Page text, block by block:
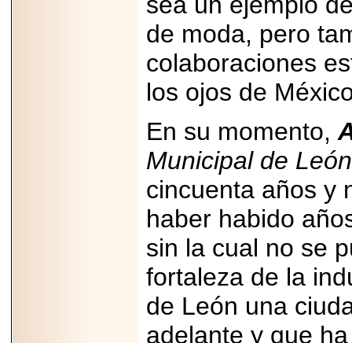
de moda, pero
colaboraciones
los ojos de
En su momento,
Municipal de León
cincuenta años y
haber habido
sin la cual no se
fortaleza de la
de León una
adelante y que